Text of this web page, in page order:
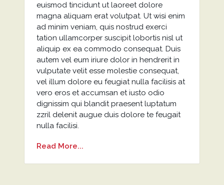
euismod tincidunt ut laoreet dolore
magna aliquam erat volutpat. Ut wisi enim
ad minim veniam, quis nostrud exerci
tation ullamcorper suscipit lobortis nisl ut
aliquip ex ea commodo consequat. Duis
autem vel eum iriure dolor in hendrerit in
vulputate velit esse molestie consequat,
vel illum dolore eu feugiat nulla facilisis at
vero eros et accumsan et iusto odio
dignissim qui blandit praesent luptatum
zzril delenit augue duis dolore te feugait
nulla facilisi.
Read More...